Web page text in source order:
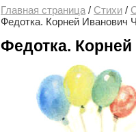
Главная страница / Стихи /
Федотка. Корней Иванович
Федотка.